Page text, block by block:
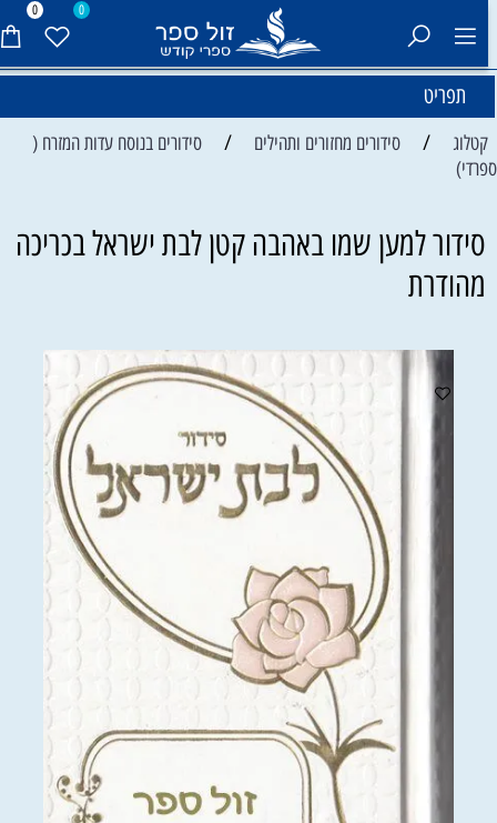
0 0
תפריט
קטלוג / סידורים מחזורים ותהילים /
סידורים בנוסח עדות המזרח (
סידור למען שמו באהבה קטן לבת ישראל בכריכה
מהודרת